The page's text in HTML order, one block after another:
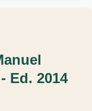
Ed. 2014